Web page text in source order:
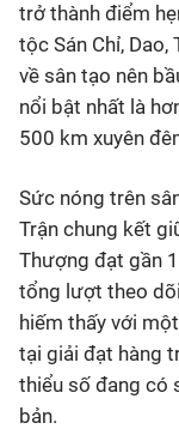
trở thành điểm
tộc Sán Chỉ, Dao,
về sân tạo nên
nổi bật nhất là
500 km xuyên
Sức nóng trên
Trận chung kết
Thượng đạt gần
tổng lượt theo
hiếm thấy với
tại giải đạt hàng
thiểu số đang có
bản.